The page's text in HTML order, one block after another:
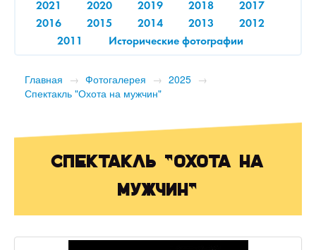
2021
2020 2019 2018
2017
2016
2015 2014 2013
2012
2011
Исторические фотографии
Главная → Фотогалерея → 2025 →
Спектакль "Охота на мужчин"
Спектакль "Охота на
мужчин"